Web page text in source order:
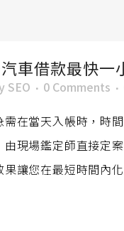
車借款最快一
SEO 0 Comments
在當天入帳時，時
現場鑑定師直接定
讓您在最短時間內